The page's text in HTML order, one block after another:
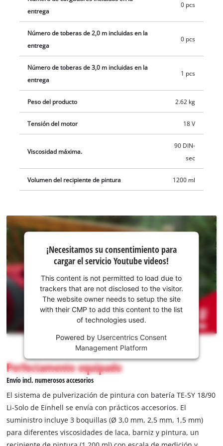
por completo para la fácil limpieza. Además, el alcance del
una aguja de limpieza. Los accesorios suministrados también
incluyen el recipiente de pintura con escala de medición y
tapa, tres boquillas (Ø 3,0 mm, 2,5 mm, 1,5 mm) para
diferentes viscosidades y un recipiente para la prueba de
viscosidad. El sistema de pulverización de pintura con batería
TE-SY 18/90 Li-Solo se envía sin batería ni cargador. Son
adquiribles por separado.
entrega
0 pcs
Número de toberas de 2,0 m incluidas en la
entrega
0 pcs
Número de toberas de 3,0 m incluidas en la
entrega
1 pcs
Peso del producto 2.62 kg
Tensión del motor 18 V
Viscosidad máxima.
90 DIN-
sec
Volumen del recipiente de pintura 1200 ml
consentimiento
para cargar el
servicio
Youtube!
is
permitted
to
load
to
trackers
that
are
not
¡Necesitamos su consentimiento para
cargar el servicio Youtube videos!
This content is not permitted to load due to
trackers that are not disclosed to the visitor.
The website owner needs to setup the site
with their CMP to add this content to the list
of technologies used.
Powered by Usercentrics Consent
Management Platform
Perfectamente equipado
Envío incl. numerosos accesorios
El sistema de pulverización de pintura con batería TE-SY 18/90
Li-Solo de Einhell se envía con prácticos accesorios. El
suministro incluye 3 boquillas (Ø 3,0 mm, 2,5 mm, 1,5 mm)
para diferentes viscosidades de laca, barniz y pintura, un